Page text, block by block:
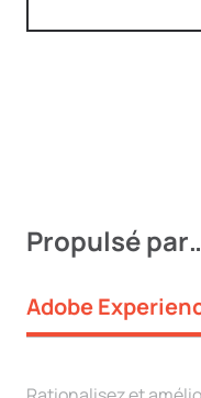
Propulsé
Adobe